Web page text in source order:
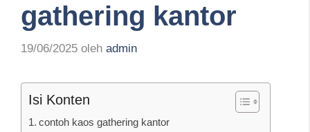
gathering kantor
19/06/2025 oleh admin
Isi Konten
contoh kaos gathering kantor